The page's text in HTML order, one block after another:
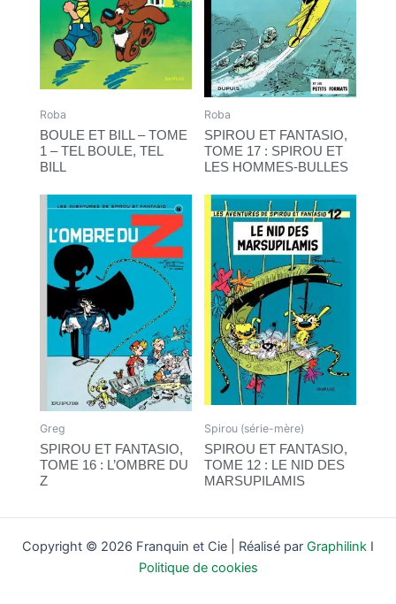
Roba
BOULE ET BILL – TOME
1 – TEL BOULE, TEL
BILL
Roba
SPIROU ET FANTASIO,
TOME 17 : SPIROU ET
LES HOMMES-BULLES
Greg
SPIROU ET FANTASIO,
TOME 16 : L’OMBRE DU
Z
Spirou (série-mère)
SPIROU ET FANTASIO,
TOME 12 : LE NID DES
MARSUPILAMIS
Copyright © 2026 Franquin et Cie | Réalisé par Graphilink I
Politique de cookies